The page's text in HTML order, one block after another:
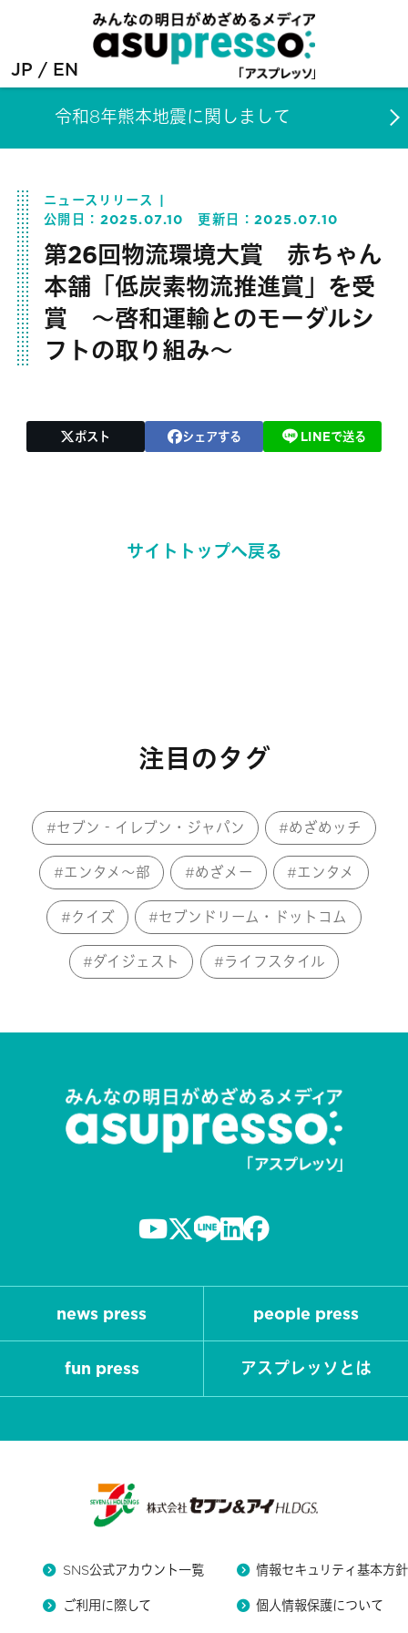
JP EN
令和8年熊本地震に関しまして
ニュースリリース
公開日： 2025.07.10 更新日：2025.07.10
第26回物流環境大賞 赤ちゃん
本舗「低炭素物流推進賞」を受
賞 ～啓和運輸とのモーダルシ
フトの取り組み～
ポスト シェアする LINEで送る
サイトトップへ戻る
注目のタグ
セブン‐イレブン・ジャパン めざめッチ
エンタメ～部 めざメー エンタメ
クイズ セブンドリーム・ドットコム
ダイジェスト ライフスタイル
news press people press
fun press アスプレッソとは
SNS公式アカウント一覧 情報セキュリティ基本方針
ご利用に際して 個人情報保護について